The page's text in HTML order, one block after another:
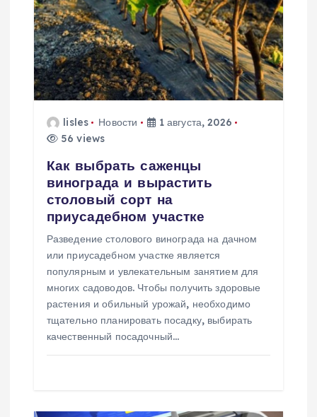
п
о
з
lisles Новости
1 августа, 2026
56 views
Как выбрать саженцы
винограда и вырастить
столовый сорт на
приусадебном участке
Разведение столового винограда на дачном
или приусадебном участке является
популярным и увлекательным занятием для
многих садоводов. Чтобы получить здоровые
растения и обильный урожай, необходимо
тщательно планировать посадку, выбирать
качественный посадочный…